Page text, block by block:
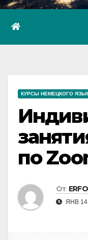
КУРСЫ НЕМЕЦКОГО
по
От
ЯНВ